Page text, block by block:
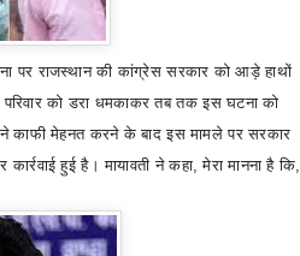
पर राजस्थान की कांग्रेस सरकार को आड़े हाथों
को डरा धमकाकर तब तक इस घटना को
ने काफी मेहनत करने के बाद इस मामले पर सरकार
हुई है। मायावती ने कहा,मेरा मानना है कि,